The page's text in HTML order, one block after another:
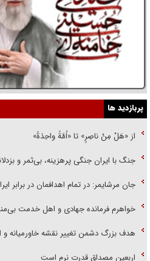
پربازدید ها
از «هَلْ مِنْ ناصِرٍ» تا «اُمَّةً واحِدَةً»
جنگ با ایران جنگی پرهزینه، بی‌ثمر و
جان مرشایمر: در تمام اهدافمان در برابر
خواهرم فرمانده جهادی و اهل خدمت
هدف بزرگ دشمن تغییر نقشه خاورمیانه و
اربعین مصداق قدرت نرم است